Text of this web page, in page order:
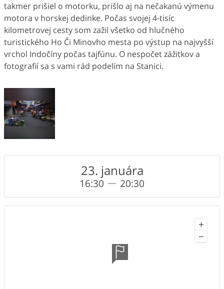
takmer prišiel o motorku, prišlo aj na nečakanú výmenu
motora v horskej dedinke. Počas svojej 4-tisíc
kilometrovej cesty som zažil všetko od hlučného
turistického Ho Či Minovho mesta po výstup na najvyšší
vrchol Indočíny počas tajfúnu. O nespočet zážitkov a
fotografií sa s vami rád podelím na Stanici.
23. januára
16:30 20:30
+
−